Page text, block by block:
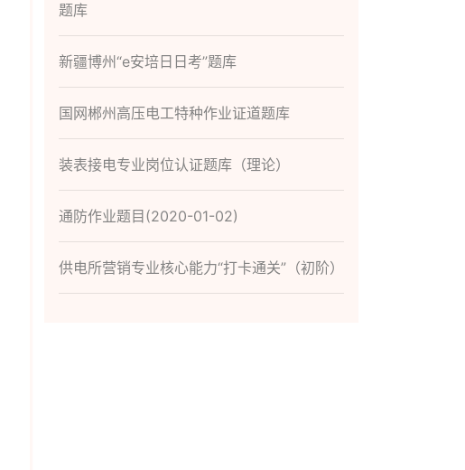
题库
新疆博州“e安培日日考”题库
国网郴州高压电工特种作业证道题库
装表接电专业岗位认证题库（理论）
通防作业题目(2020-01-02)
供电所营销专业核心能力“打卡通关”（初阶）